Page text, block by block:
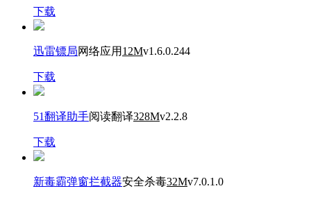
下载
迅雷镖局网络应用 12Mv1.6.0.244
下载
51翻译助手阅读翻译328Mv2.2.8
下载
新毒霸弹窗拦截器安全杀毒32Mv7.0.1.0